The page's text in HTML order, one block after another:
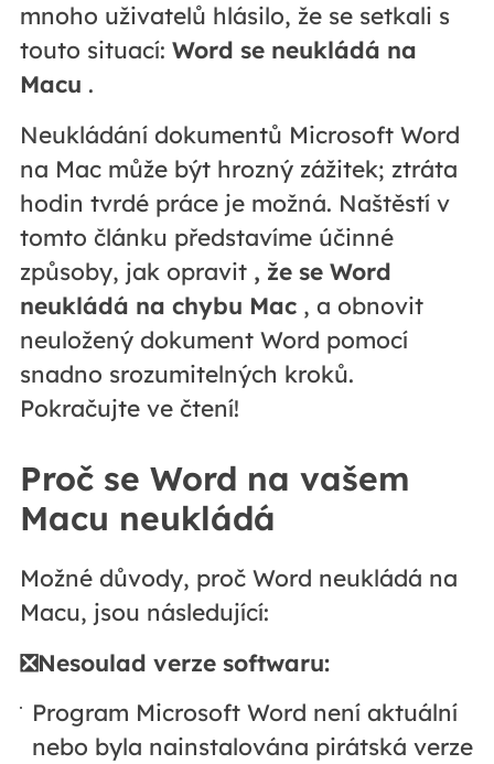
mnoho uživatelů hlásilo, že se setkali s
touto situací: Word se neukládá na
Macu .
Neukládání dokumentů Microsoft Word
na Mac může být hrozný zážitek; ztráta
hodin tvrdé práce je možná. Naštěstí v
tomto článku představíme účinné
způsoby, jak opravit , že se Word
neukládá na chybu Mac, a obnovit
neuložený dokument Word pomocí
snadno srozumitelných kroků.
Pokračujte ve čtení!
Proč se Word na vašem
Macu neukládá
Možné důvody, proč Word neukládá na
Macu, jsou následující:
❎Nesoulad verze softwaru:
Program Microsoft Word není aktuální
nebo byla nainstalována pirátská verze